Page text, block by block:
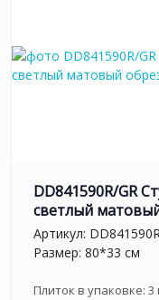
DD841590R/GR
светлый
Артикул:
Размер: 80*33 см
Плиток в упаковке: 3